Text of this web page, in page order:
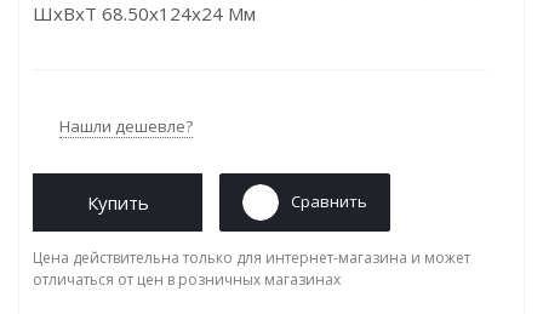
ШxВxТ 68.50x124x24 Мм
Нашли дешевле?
Купить Сравнить
Цена действительна только для интернет-магазина и может
отличаться от цен в розничных магазинах